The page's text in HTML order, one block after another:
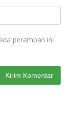
peramban ini